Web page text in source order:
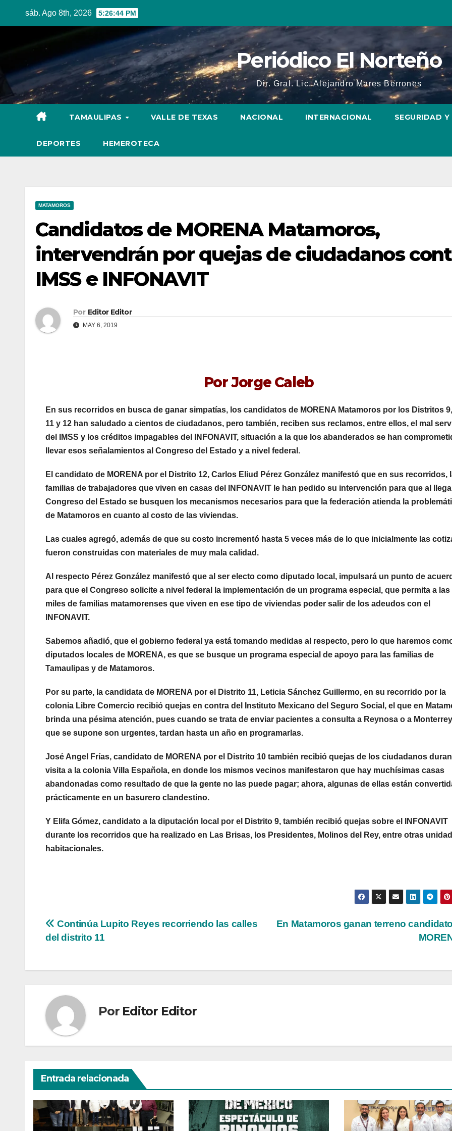
sáb. Ago 8th, 2026 5:26:45 PM
Periódico El Norteño
Dir. Gral. Lic. Alejandro Mares Berrones
TAMAULIPAS VALLE DE TEXAS NACIONAL INTERNACIONAL SEGURIDAD
DEPORTES HEMEROTECA
MATAMOROS
Candidatos de MORENA Matamoros,
intervendrán por quejas de ciudadanos
IMSS e INFONAVIT
Por Editor Editor
MAY 6, 2019
Por Jorge Caleb
En sus recorridos en busca de ganar simpatías, los candidatos de MORENA Matamoros por los Distritos
11 y 12 han saludado a cientos de ciudadanos, pero también, reciben sus reclamos, entre ellos, el mal
del IMSS y los créditos impagables del INFONAVIT, situación a la que los abanderados se han
llevar esos señalamientos al Congreso del Estado y a nivel federal.
El candidato de MORENA por el Distrito 12, Carlos Eliud Pérez González manifestó que en sus recorridos,
familias de trabajadores que viven en casas del INFONAVIT le han pedido su intervención para que al
Congreso del Estado se busquen los mecanismos necesarios para que la federación atienda la
de Matamoros en cuanto al costo de las viviendas.
Las cuales agregó, además de que su costo incrementó hasta 5 veces más de lo que inicialmente las
fueron construidas con materiales de muy mala calidad.
Al respecto Pérez González manifestó que al ser electo como diputado local, impulsará un punto de
para que el Congreso solicite a nivel federal la implementación de un programa especial, que permita a las
miles de familias matamorenses que viven en ese tipo de viviendas poder salir de los adeudos con el
INFONAVIT.
Sabemos añadió, que el gobierno federal ya está tomando medidas al respecto, pero lo que haremos
diputados locales de MORENA, es que se busque un programa especial de apoyo para las familias de
Tamaulipas y de Matamoros.
Por su parte, la candidata de MORENA por el Distrito 11, Leticia Sánchez Guillermo, en su recorrido por la
colonia Libre Comercio recibió quejas en contra del Instituto Mexicano del Seguro Social, el que en
brinda una pésima atención, pues cuando se trata de enviar pacientes a consulta a Reynosa o a
que se supone son urgentes, tardan hasta un año en programarlas.
José Angel Frías, candidato de MORENA por el Distrito 10 también recibió quejas de los ciudadanos
visita a la colonia Villa Española, en donde los mismos vecinos manifestaron que hay muchísimas casas
abandonadas como resultado de que la gente no las puede pagar; ahora, algunas de ellas están
prácticamente en un basurero clandestino.
Y Elifa Gómez, candidato a la diputación local por el Distrito 9, también recibió quejas sobre el INFONAVIT
durante los recorridos que ha realizado en Las Brisas, los Presidentes, Molinos del Rey, entre otras
habitacionales.
Navegación
entradas
En Matamoros ganan terreno
Continúa Lupito Reyes recorriendo las calles
del distrito 11
Por Editor Editor
Entrada relacionada